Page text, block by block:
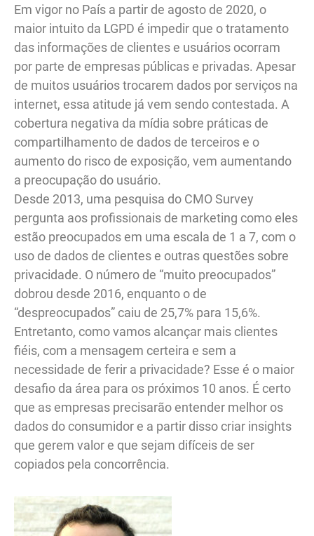
Em vigor no País a partir de agosto de 2020, o
maior intuito da LGPD é impedir que o tratamento
das informações de clientes e usuários ocorram
por parte de empresas públicas e privadas. Apesar
de muitos usuários trocarem dados por serviços na
internet, essa atitude já vem sendo contestada. A
cobertura negativa da mídia sobre práticas de
compartilhamento de dados de terceiros e o
aumento do risco de exposição, vem aumentando
a preocupação do usuário.
Desde 2013, uma pesquisa do CMO Survey
pergunta aos profissionais de marketing como eles
estão preocupados em uma escala de 1 a 7, com o
uso de dados de clientes e outras questões sobre
privacidade. O número de “muito preocupados”
dobrou desde 2016, enquanto o de
“despreocupados” caiu de 25,7% para 15,6%.
Entretanto, como vamos alcançar mais clientes
fiéis, com a mensagem certeira e sem a
necessidade de ferir a privacidade? Esse é o maior
desafio da área para os próximos 10 anos. É certo
que as empresas precisarão entender melhor os
dados do consumidor e a partir disso criar insights
que gerem valor e que sejam difíceis de ser
copiados pela concorrência.